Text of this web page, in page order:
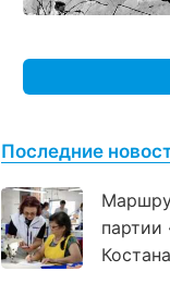
Последние
партии